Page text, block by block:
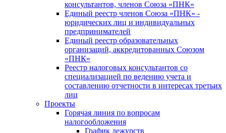
консультантов, членов Союза «ПНК»
Единый реестр членов Союза «ПНК» -
юридических лиц и индивидуальных
предпринимателей
Единый реестр образовательных
организаций, аккредитованных Союзом
«ПНК»
Реестр налоговых консультантов со
специализацией по ведению учета и
составлению отчетности в интересах третьих
лиц
Проекты
Горячая линия по вопросам
налогообложения
График дежурств